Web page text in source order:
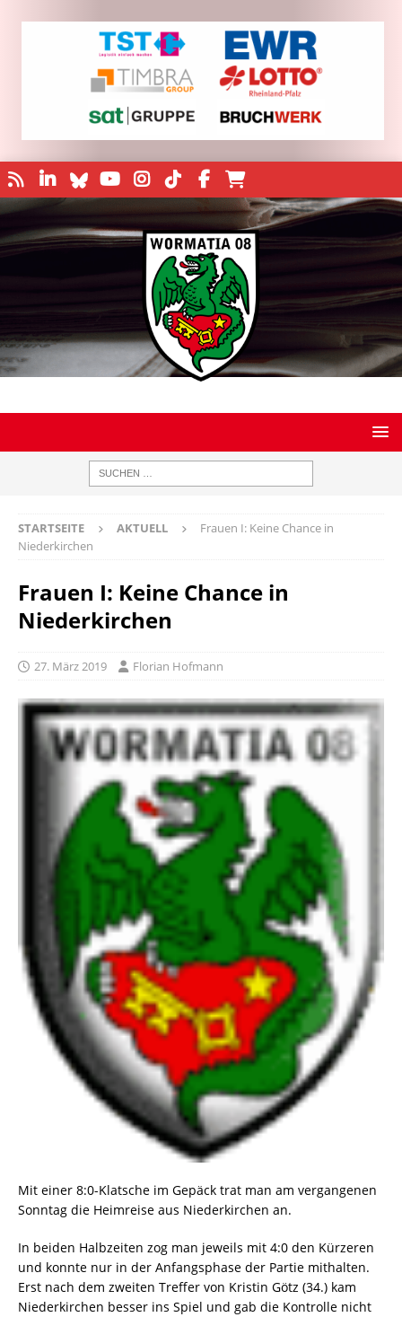
STARTSEITE AKTUELL
Frauen I: Keine Chance in
Niederkirchen
Frauen I: Keine Chance in
Niederkirchen
27. März 2019 Florian Hofmann
Mit einer 8:0-Klatsche im Gepäck trat man am vergangenen
Sonntag die Heimreise aus Niederkirchen an.
In beiden Halbzeiten zog man jeweils mit 4:0 den Kürzeren
und konnte nur in der Anfangsphase der Partie mithalten.
Erst nach dem zweiten Treffer von Kristin Götz (34.) kam
Niederkirchen besser ins Spiel und gab die Kontrolle nicht